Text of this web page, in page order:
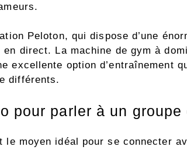
Peloton, qui dispose d’une
en direct. La machine de gym à
excellente option d’entraînement
différents.
pour parler à un groupe
le moyen idéal pour se connecter